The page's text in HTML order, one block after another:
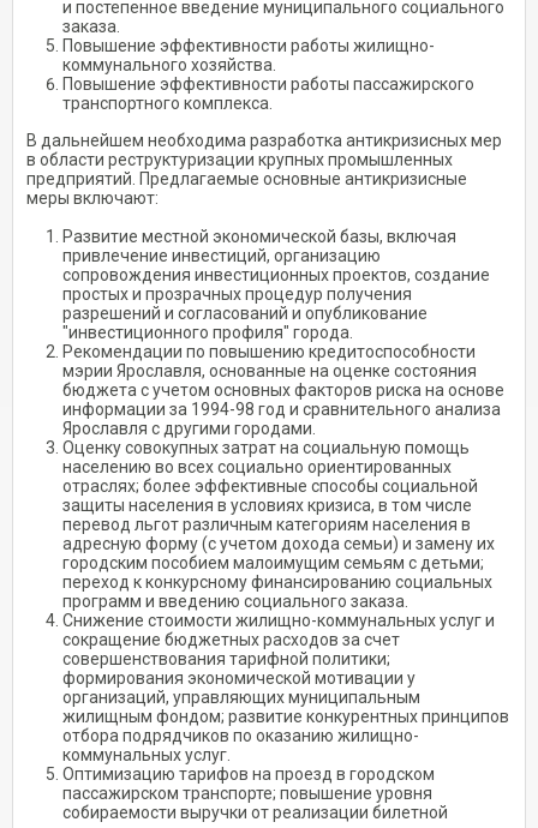
и постепенное введение муниципального социального
заказа.
Повышение эффективности работы жилищно-
коммунального хозяйства.
Повышение эффективности работы пассажирского
транспортного комплекса.
В дальнейшем необходима разработка антикризисных мер
в области реструктуризации крупных промышленных
предприятий. Предлагаемые основные антикризисные
меры включают:
Развитие местной экономической базы, включая
привлечение инвестиций, организацию
сопровождения инвестиционных проектов, создание
простых и прозрачных процедур получения
разрешений и согласований и опубликование
"инвестиционного профиля" города.
Рекомендации по повышению кредитоспособности
мэрии Ярославля, основанные на оценке состояния
бюджета с учетом основных факторов риска на основе
информации за 1994-98 год и сравнительного анализа
Ярославля с другими городами.
Оценку совокупных затрат на социальную помощь
населению во всех социально ориентированных
отраслях; более эффективные способы социальной
защиты населения в условиях кризиса, в том числе
перевод льгот различным категориям населения в
адресную форму (с учетом дохода семьи) и замену их
городским пособием малоимущим семьям с детьми;
переход к конкурсному финансированию социальных
программ и введению социального заказа.
Снижение стоимости жилищно-коммунальных услуг и
сокращение бюджетных расходов за счет
совершенствования тарифной политики;
формирования экономической мотивации у
организаций, управляющих муниципальным
жилищным фондом; развитие конкурентных принципов
отбора подрядчиков по оказанию жилищно-
коммунальных услуг.
Оптимизацию тарифов на проезд в городском
пассажирском транспорте; повышение уровня
собираемости выручки от реализации билетной